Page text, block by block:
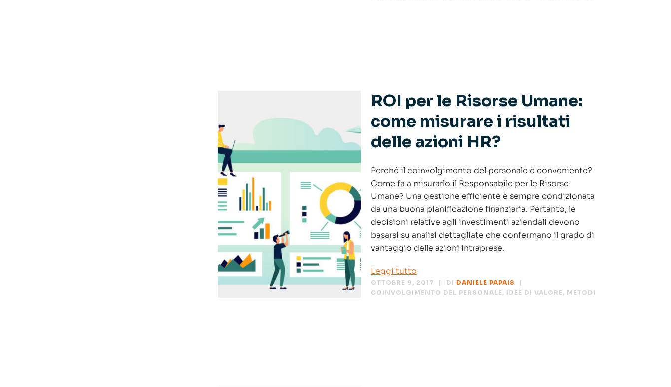
ROI per le Risorse Umane:
come misurare i risultati
delle azioni HR?
Perché il coinvolgimento del personale è conveniente?
Come fa a misurarlo il Responsabile per le Risorse
Umane? Una gestione efficiente è sempre condizionata
da una buona pianificazione finanziaria. Pertanto, le
decisioni relative agli investimenti aziendali devono
basarsi su analisi dettagliate che confermano il grado di
vantaggio delle azioni intraprese.
Leggi tutto
OTTOBRE 9, 2017 DI DANIELE PAPAIS
COINVOLGIMENTO DEL PERSONALE , IDEE DI VALORE , METODI